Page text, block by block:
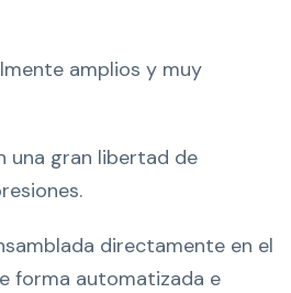
amplios y muy
una gran libertad de
directamente en el
forma automatizada e